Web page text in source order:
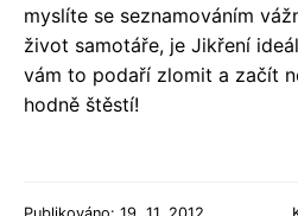
myslíte se seznamováním
život samotáře, je Jikření
vám to podaří zlomit a začít
hodně štěstí!